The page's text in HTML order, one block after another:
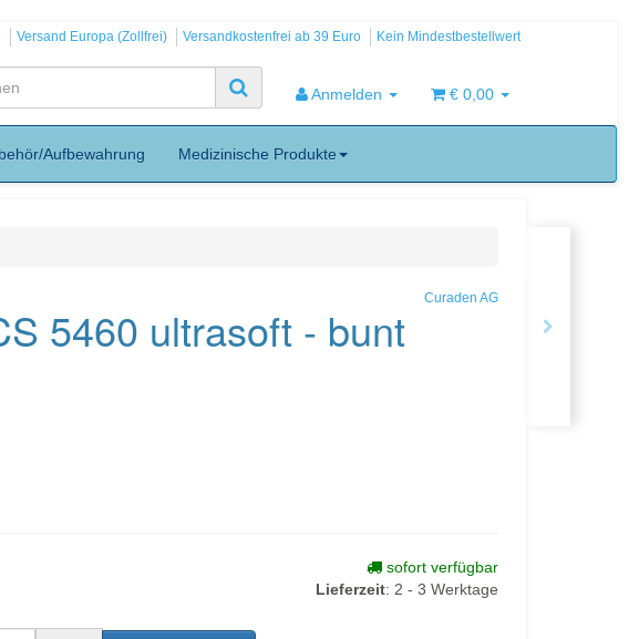
Versand Europa (Zollfrei) Versandkostenfrei ab 39 Euro Kein Mindestbestellwert
Anmelden € 0,00
Aufbewahrung Medizinische Produkte
Curaden AG
5460 ultrasoft - bunt
sofort verfügbar
Lieferzeit: 2 - 3 Werktage